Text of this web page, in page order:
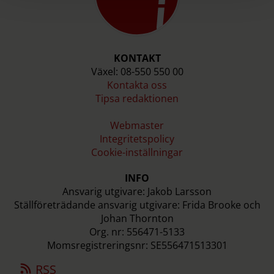
KONTAKT
Växel: 08-550 550 00
Kontakta oss
Tipsa redaktionen
Webmaster
Integritetspolicy
Cookie-inställningar
INFO
Ansvarig utgivare: Jakob Larsson
Ställföreträdande ansvarig utgivare: Frida Brooke och
Johan Thornton
Org. nr: 556471-5133
Momsregistreringsnr: SE556471513301
RSS